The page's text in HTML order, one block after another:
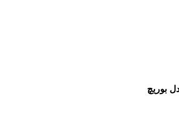
بوریچ